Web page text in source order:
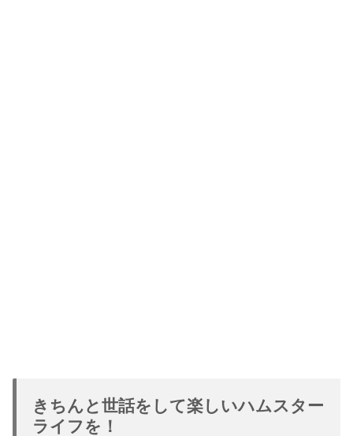
きちんと世話をして楽しいハムスター
ライフを！